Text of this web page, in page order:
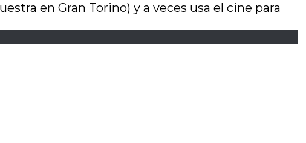
en Gran Torino) y a veces usa el cine para